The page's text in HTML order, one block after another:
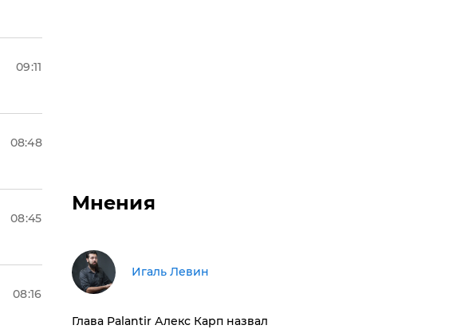
09:11
08:48
08:45
08:16
Мнения
Игаль Левин
Глава Palantir Алекс Карп назвал